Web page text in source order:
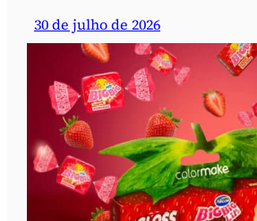
30 de julho de 2026